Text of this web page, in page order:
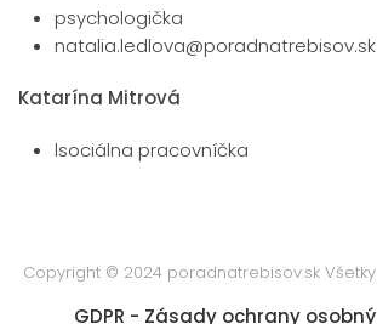
psychologička
natalia.ledlova@poradnatrebisov.sk
Katarína Mitrová
lsociálna pracovníčka
Copyright © 2024 poradnatrebisov.sk
GDPR - Zásady ochrany